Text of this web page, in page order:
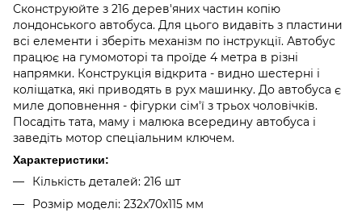
Сконструюйте з 216 дерев'яних частин копію
лондонського автобуса. Для цього видавіть з пластини
всі елементи і зберіть механізм по інструкції. Автобус
працює на гумомоторі та проїде 4 метра в різні
напрямки. Конструкція відкрита - видно шестерні і
коліщатка, які приводять в рух машинку. До автобуса є
миле доповнення - фігурки сім'ї з трьох чоловічків.
Посадіть тата, маму і малюка всередину автобуса і
заведіть мотор спеціальним ключем.
Характеристики:
Кількість деталей: 216 шт
Розмір моделі: 232х70х115 мм